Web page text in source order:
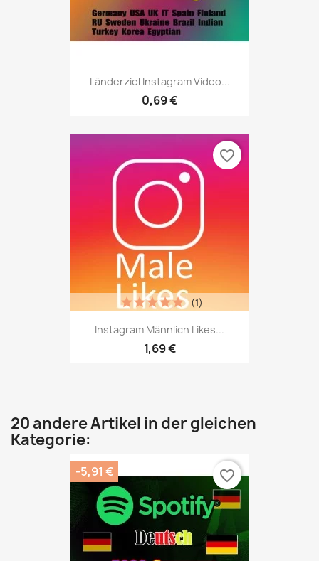
Länderziel Instagram Video...
0,69 €
Instagram Männlich Likes...
1,69 €
(1)
favorite_border
20 andere Artikel in der gleichen
Kategorie:
-5,91 € favorite_border